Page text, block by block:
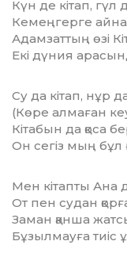
Күн де кітап, гүл
Кемеңгерге
Адамзаттың өзі
Екі дүния
Су да кітап, нұр
(Көре алмаған
Кітабын да қоса
Он сегіз мың
Мен кітапты Ана
От пен судан
Заман қанша
Бұзылмауға